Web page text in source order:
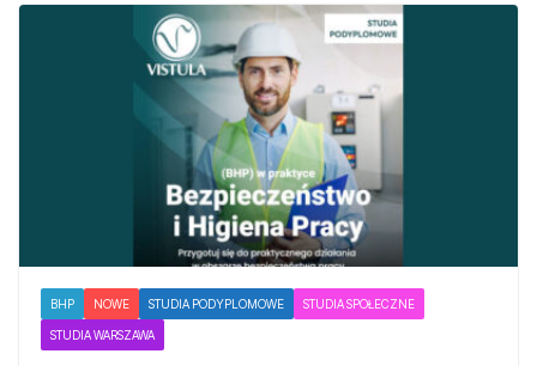
BHP NOWE STUDIA PODYPLOMOWE STUDIA SPOŁECZNE
STUDIA WARSZAWA